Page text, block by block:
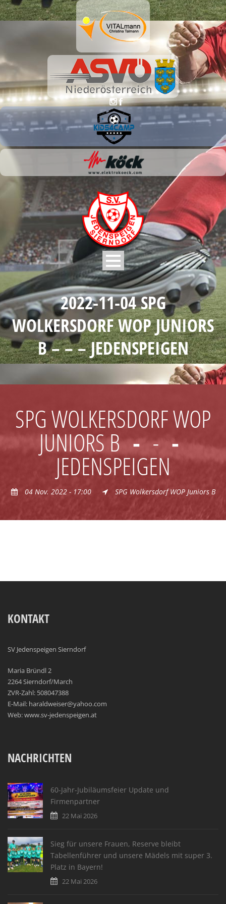
2022-11-04 SPG
WOLKERSDORF WOP JUNIORS
B – – – JEDENSPEIGEN
SPG WOLKERSDORF WOP
JUNIORS B - - -
JEDENSPEIGEN
04 Nov. 2022 - 17:00 SPG Wolkersdorf WOP Juniors B
KONTAKT
SV Jedenspeigen Sierndorf
Maria Bründl 2
2264 Sierndorf/March
ZVR-Zahl: 508047388
E-Mail: haraldweiser@yahoo.com
Web: www.sv-jedenspeigen.at
NACHRICHTEN
60-Jahr-Jubiläumsfeier Update und
Firmenpartner
22 Mai 2026
Sieg für unsere Frauen, Reserve bleibt
Tabellenführer und unsere Mädels mit super 3.
Platz in Bayern!
22 Mai 2026